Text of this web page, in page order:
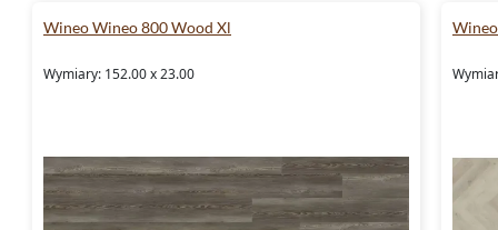
Wineo Wineo 800 Wood Xl
Wymiary: 152.00 x 23.00